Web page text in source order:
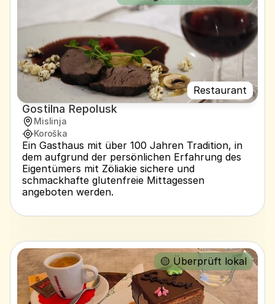
Restaurant
Gostilna Repolusk
Mislinja
Koroška
Ein Gasthaus mit über 100 Jahren Tradition, in
dem aufgrund der persönlichen Erfahrung des
Eigentümers mit Zöliakie sichere und
schmackhafte glutenfreie Mittagessen
angeboten werden.
🟡 Überprüft lokal